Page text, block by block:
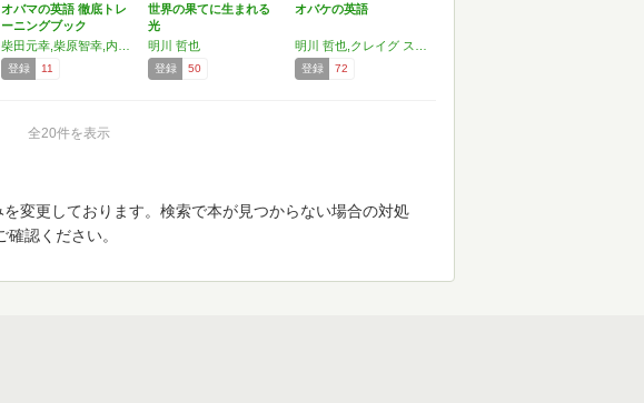
オバマの英語 徹底トレ
ーニングブック
登録 11
世界の果てに生まれる
光
明川 哲也
登録 50
オバケの英語
登録 72
全20件を表示
変更しております。検索で本が見つからない場合の対処
確認ください。